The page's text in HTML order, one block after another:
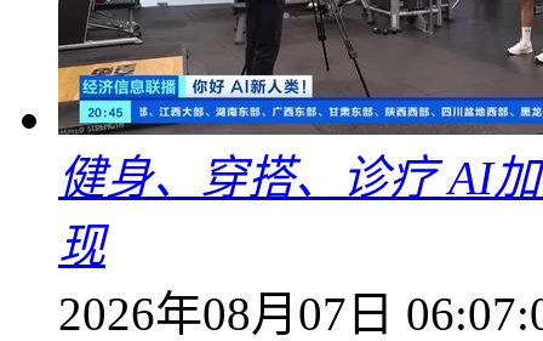
健身、穿搭、诊疗 AI
现
2026年08月07日